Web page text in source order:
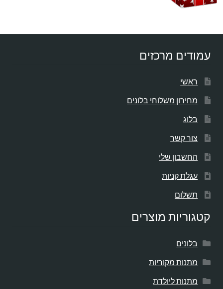
עמודים מרכזים
ראשי
מחירון משלוחי בלונים
בלוג
צור קשר
החשבון שלי
עגלת קניות
תשלום
קטגוריות מוצרים
בלונים
מתנות מקוריות
מתנות ליולדת